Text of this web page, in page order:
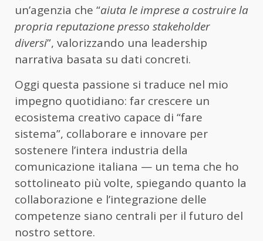
un’agenzia che “aiuta le imprese a costruire la
propria reputazione presso stakeholder
diversi”, valorizzando una leadership
narrativa basata su dati concreti.
Oggi questa passione si traduce nel mio
impegno quotidiano: far crescere un
ecosistema creativo capace di “fare
sistema”, collaborare e innovare per
sostenere l’intera industria della
comunicazione italiana — un tema che ho
sottolineato più volte, spiegando quanto la
collaborazione e l’integrazione delle
competenze siano centrali per il futuro del
nostro settore.